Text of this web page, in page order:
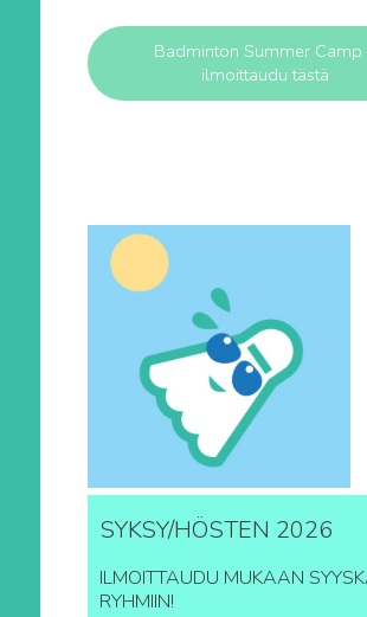
Badminton Summer Camp
ilmoittaudu tästä
SYKSY/HÖSTEN 2026
ILMOITTAUDU MUKAAN
RYHMIIN!